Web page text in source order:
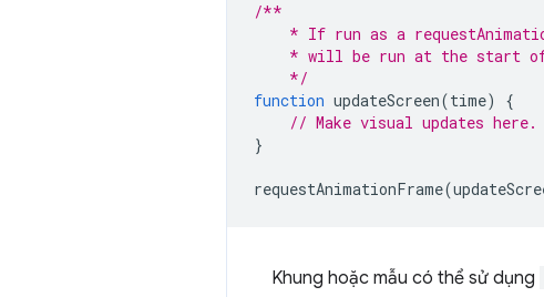
/**
* If run as a
* will be run at the start
    */
function updateScreen(time)
{
// Make visual updates here.
}
requestAnimationFrame(
Khung hoặc mẫu có thể sử dụng